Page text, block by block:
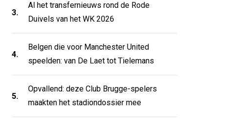
3.
Al het transfernieuws rond de Rode
Duivels van het WK 2026
4.
Belgen die voor Manchester United
speelden: van De Laet tot Tielemans
5.
Opvallend: deze Club Brugge-spelers
maakten het stadiondossier mee